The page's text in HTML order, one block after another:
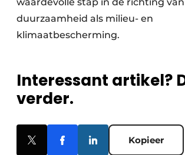
duurzaamheid als milieu- en
klimaatbescherming.
Interessant artikel?
verder.
Kopieer